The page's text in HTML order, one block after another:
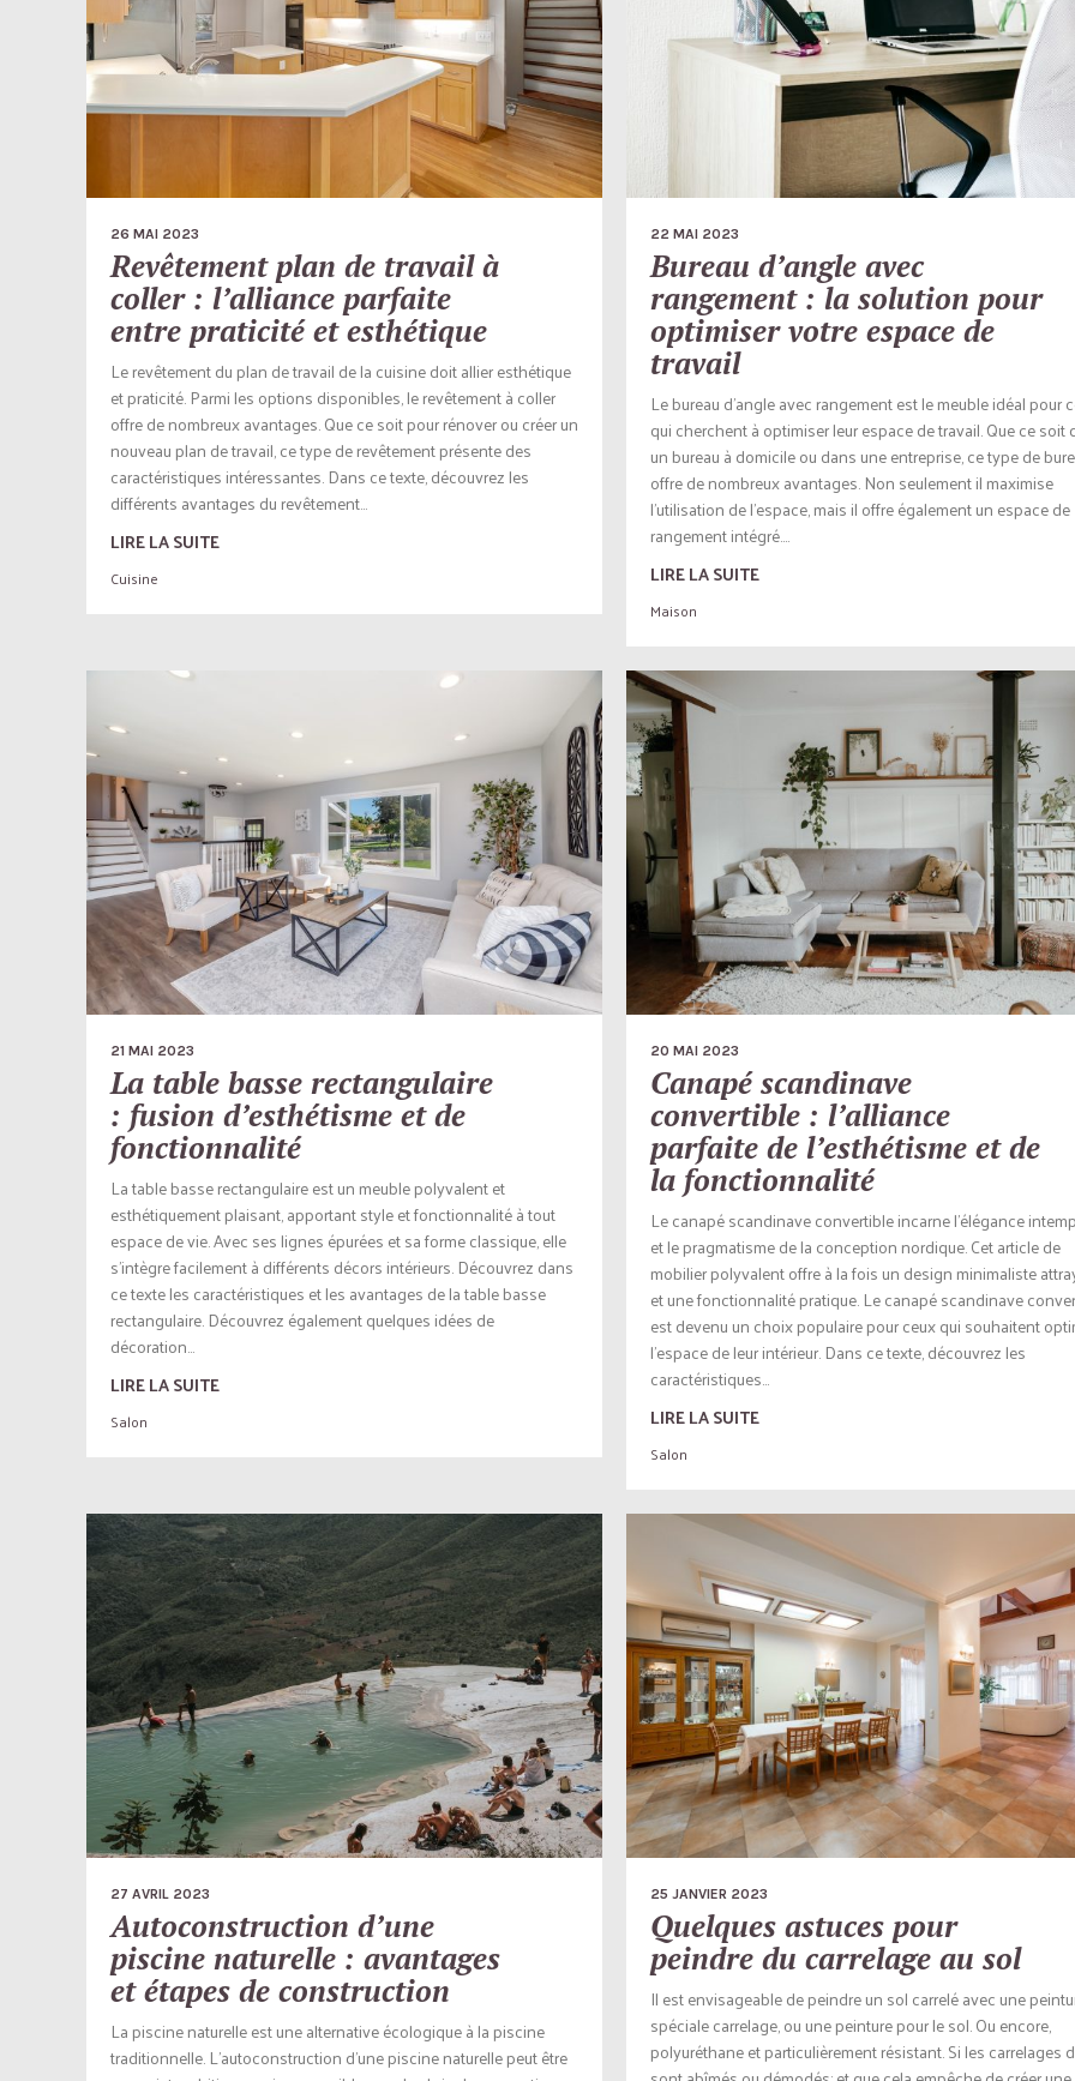
26 MAI 2023
Revêtement plan de travail à
coller : l’alliance parfaite
entre praticité et esthétique
Le revêtement du plan de travail de la cuisine doit allier esthétique
et praticité. Parmi les options disponibles, le revêtement à coller
offre de nombreux avantages. Que ce soit pour rénover ou créer un
nouveau plan de travail, ce type de revêtement présente des
caractéristiques intéressantes. Dans ce texte, découvrez les
différents avantages du revêtement...
LIRE LA SUITE
Cuisine
22 MAI 2023
Bureau d’angle avec
rangement : la solution pour
optimiser votre espace de
travail
Le bureau d’angle avec rangement est le meuble idéal pour
qui cherchent à optimiser leur espace de travail. Que ce soit
un bureau à domicile ou dans une entreprise, ce type de
offre de nombreux avantages. Non seulement il maximise
l’utilisation de l’espace, mais il offre également un espace de
rangement intégré....
LIRE LA SUITE
Maison
21 MAI 2023
La table basse rectangulaire
: fusion d’esthétisme et de
fonctionnalité
La table basse rectangulaire est un meuble polyvalent et
esthétiquement plaisant, apportant style et fonctionnalité à tout
espace de vie. Avec ses lignes épurées et sa forme classique, elle
s’intègre facilement à différents décors intérieurs. Découvrez dans
ce texte les caractéristiques et les avantages de la table basse
rectangulaire. Découvrez également quelques idées de
décoration...
LIRE LA SUITE
Salon
20 MAI 2023
Canapé scandinave
convertible : l’alliance
parfaite de l’esthétisme et de
la fonctionnalité
Le canapé scandinave convertible incarne l’élégance
et le pragmatisme de la conception nordique. Cet article de
mobilier polyvalent offre à la fois un design minimaliste
et une fonctionnalité pratique. Le canapé scandinave
est devenu un choix populaire pour ceux qui souhaitent
l’espace de leur intérieur. Dans ce texte, découvrez les
caractéristiques...
LIRE LA SUITE
Salon
27 AVRIL 2023
Autoconstruction d’une
piscine naturelle : avantages
et étapes de construction
La piscine naturelle est une alternative écologique à la piscine
traditionnelle. L’autoconstruction d’une piscine naturelle peut être
25 JANVIER 2023
Quelques astuces pour
peindre du carrelage au sol
Il est envisageable de peindre un sol carrelé avec une
spéciale carrelage, ou une peinture pour le sol. Ou encore,
polyuréthane et particulièrement résistant. Si les carrelages